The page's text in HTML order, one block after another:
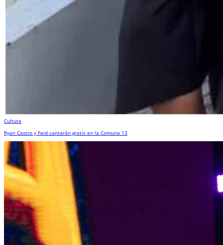
Cultura
Ryan Castro y Feid cantarán gratis en la Comuna 13